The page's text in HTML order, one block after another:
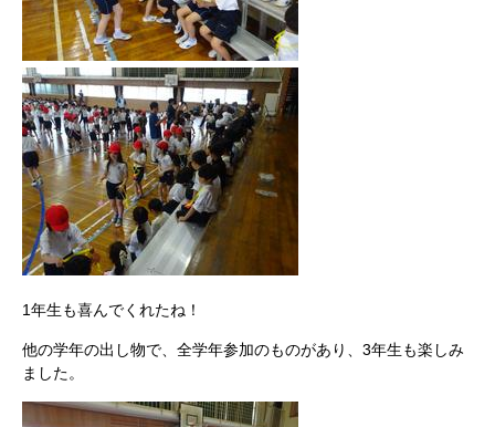
1年生も喜んでくれたね！
他の学年の出し物で、全学年参加のものがあり、3年生も楽しみ
ました。